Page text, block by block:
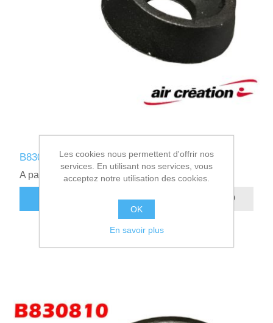
B830610 - RONDELLE CUVETTE NYLON M6
A partir de 0,36€ HT
AJOUTER AU PANIER
Les cookies nous permettent d'offrir nos
services. En utilisant nos services, vous
acceptez notre utilisation des cookies.
OK
En savoir plus